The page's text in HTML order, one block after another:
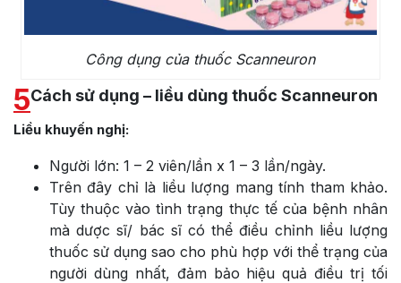
Công dụng của thuốc Scanneuron
5Cách sử dụng – liều dùng thuốc Scanneuron
Liều khuyến nghị:
Người lớn: 1 – 2 viên/lần x 1 – 3 lần/ngày.
Trên đây chỉ là liều lượng mang tính tham khảo.
Tùy thuộc vào tình trạng thực tế của bệnh nhân
mà dược sĩ/ bác sĩ có thể điều chỉnh liều lượng
thuốc sử dụng sao cho phù hợp với thể trạng của
người dùng nhất, đảm bảo hiệu quả điều trị tối